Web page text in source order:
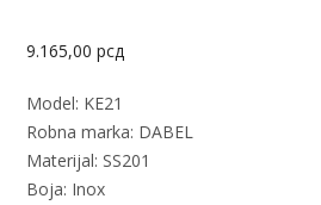
9.165,00 рсд
Model: KE21
Robna marka: DABEL
Materijal: SS201
Boja: Inox